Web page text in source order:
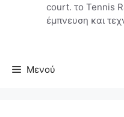
court. το Tennis
έμπνευση και
Μενού